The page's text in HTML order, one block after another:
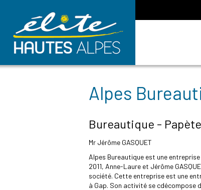
Alpes
Bureautique -
Mr Jérôme GASQUET
Alpes Bureautique est une
2011, Anne-Laure et Jérôme
société. Cette entreprise est une
à Gap. Son activité se cdécompose